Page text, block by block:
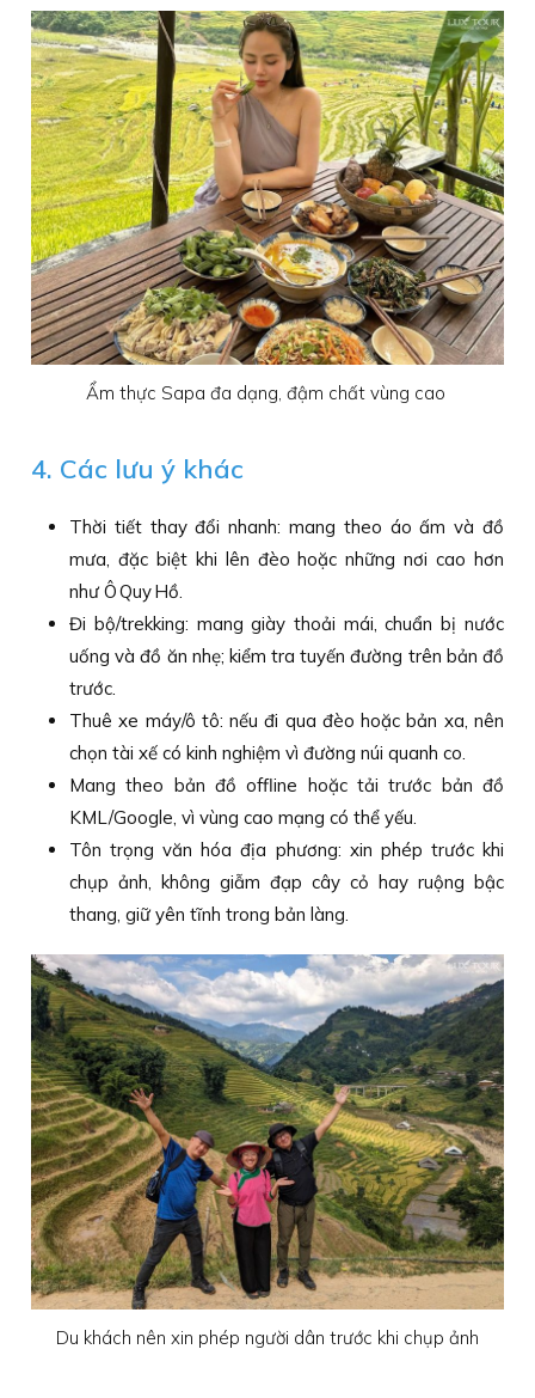
Ẩm thực Sapa đa dạng, đậm chất vùng cao
4. Các lưu ý khác
Thời tiết thay đổi nhanh: mang theo áo ấm và đồ
mưa, đặc biệt khi lên đèo hoặc những nơi cao hơn
như Ô Quy Hồ.
Đi bộ/trekking: mang giày thoải mái, chuẩn bị nước
uống và đồ ăn nhẹ; kiểm tra tuyến đường trên bản đồ
trước.
Thuê xe máy/ô tô: nếu đi qua đèo hoặc bản xa, nên
chọn tài xế có kinh nghiệm vì đường núi quanh co.
Mang theo bản đồ offline hoặc tải trước bản đồ
KML/Google, vì vùng cao mạng có thể yếu.
Tôn trọng văn hóa địa phương: xin phép trước khi
chụp ảnh, không giẫm đạp cây cỏ hay ruộng bậc
thang, giữ yên tĩnh trong bản làng.
Du khách nên xin phép người dân trước khi chụp ảnh